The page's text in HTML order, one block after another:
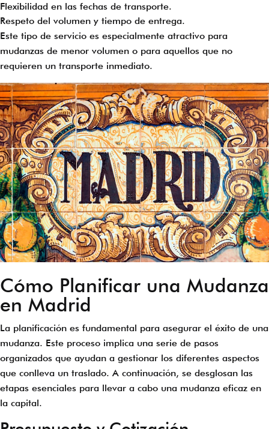
Flexibilidad en las fechas de transporte.
Respeto del volumen y tiempo de entrega.
Este tipo de servicio es especialmente atractivo para
mudanzas de menor volumen o para aquellos que no
requieren un transporte inmediato.
Cómo Planificar una Mudanza
en Madrid
La planificación es fundamental para asegurar el éxito de una
mudanza. Este proceso implica una serie de pasos
organizados que ayudan a gestionar los diferentes aspectos
que conlleva un traslado. A continuación, se desglosan las
etapas esenciales para llevar a cabo una mudanza eficaz en
la capital.